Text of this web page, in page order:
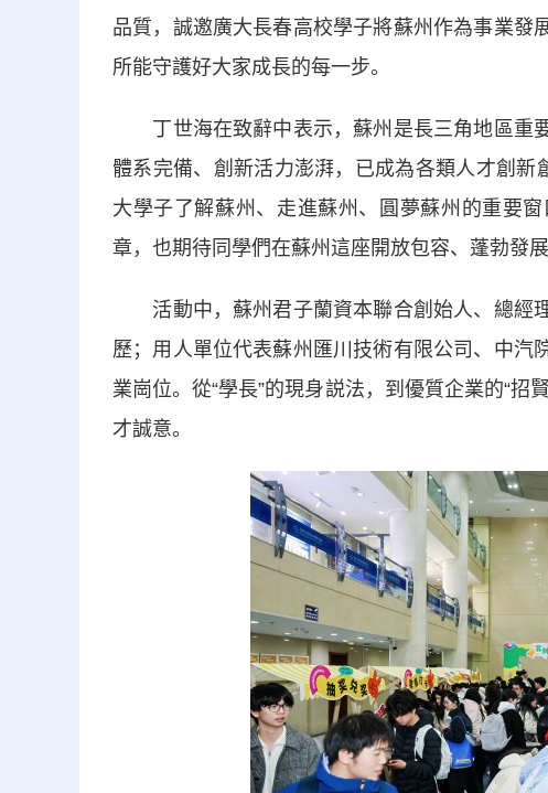
品質，誠邀廣大長春高校學子將蘇州作為事業發
所能守護好大家成長的每一步。
丁世海在致辭中表示，蘇州是長三角地區重
體系完備、創新活力澎湃，已成為各類人才創新
大學子了解蘇州、走進蘇州、圓夢蘇州的重要
章，也期待同學們在蘇州這座開放包容、蓬勃發
活動中，蘇州君子蘭資本聯合創始人、總經
歷；用人單位代表蘇州匯川技術有限公司、中汽
業崗位。從“學長”的現身説法，到優質企業的“招
才誠意。